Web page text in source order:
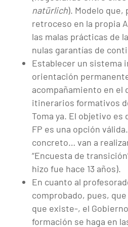
natürlich). Modelo
retroceso en la propia
las malas prácticas de
nulas garantías de
Establecer un sistema
orientación
acompañamiento en el
itinerarios formativos
Toma ya. El objetivo es
FP es una opción
concreto… van a
“Encuesta de
hizo fue hace 13 años).
En cuanto al
comprobado, pues,
que existe-, el
formación se haga en